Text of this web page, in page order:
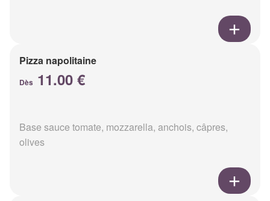
Pizza napolitaine
Dès 11.00 €
Base sauce tomate, mozzarella, anchois, câpres,
olives